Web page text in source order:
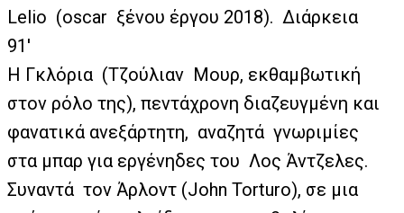
Lelio (oscar ξένου έργου 2018). Διάρκεια
91′
H Γκλόρια (Τζούλιαν Μουρ, εκθαμβωτική
στον ρόλο της), πεντάχρονη διαζευγμένη και
φανατικά ανεξάρτητη, αναζητά γνωριμίες
στα μπαρ για εργένηδες του Λος Άντζελες.
Συναντά τον Άρλοντ (John Torturo), σε μια